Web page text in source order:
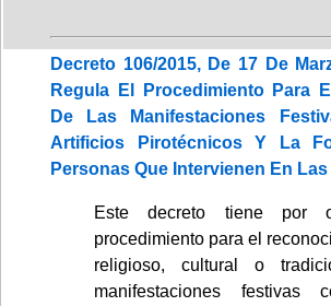
Decreto 106/2015, De 17 De
Regula El Procedimiento Para
De Las Manifestaciones
Artificios Pirotécnicos Y La
Personas Que Intervienen En
Este decreto tiene por
procedimiento para el
religioso, cultural o
manifestaciones festivas